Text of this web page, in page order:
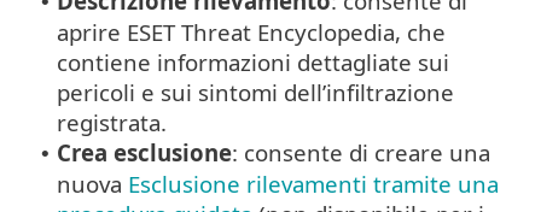
aprire ESET Threat Encyclopedia, che
contiene informazioni dettagliate sui
pericoli e sui sintomi dell’infiltrazione
registrata.
• Crea esclusione: consente di creare una
nuova Esclusione rilevamenti tramite una